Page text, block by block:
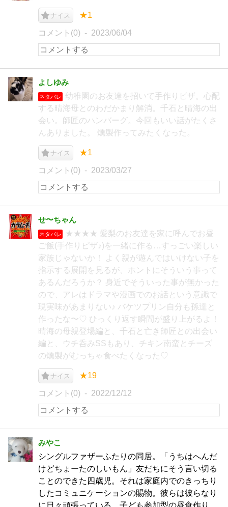
ナイス ★1
コメント(0) 2023/06/04
よしゆみ
ネタバレ
幼稚園のお友達を招いて手作りピザ。心配
する晴海母とのわだかまり解消。千石と晴海の出
会い。師匠のハンバーグ。今回もいい話がたくさ
んありました。 燻製作ってみたくなった。
ナイス ★1
コメント(0) 2023/03/27
せ〜ちゃん
ネタバレ
★★★★ 愛梨のお友達を家に呼んでお昼
ご飯(手作りピザ♪)を一緒に作る…すっごい楽しい
家族じゃないか！ よく親が遊んではいけない子を
指示する展開を見るが、ホントにそういう事って
あるんだろうか？ 身近でそういった事が無かった
ので、アレはドラマや漫画でのお話という意識で
現実味があまりない♪ バケツプリン自分も孫達と
作ったな〜♡ ひっくり返す瞬間が盛り上がるよ！
晴海の母親登場編と、千石と亡き師匠との出会い
編と、ウチ呑みSSもあり、チキン南蛮とチーズ
の燻製がむっちゃ食べたくなった♡
ナイス ★19
コメント(0) 2022/12/12
みやこ
シングルファザーふたりの同居。「うちはへんだ
けどちょーたのしいもん」友だちにそう言い切る
ことのできた四歳児。それは家庭内でのきっちり
したコミュニケーションの賜物。彼らは彼らなり
に日々頑張っている。子ども参加型の昼食作り。